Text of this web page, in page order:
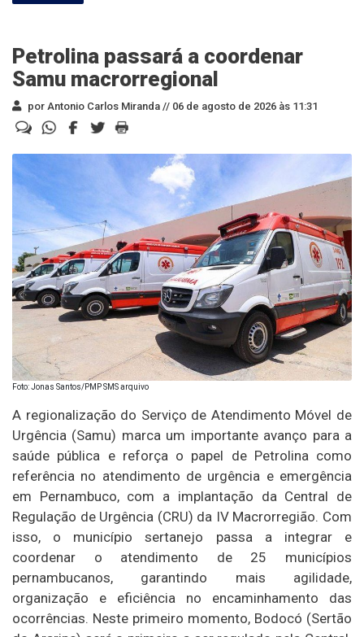
Petrolina passará a coordenar
Samu macrorregional
por Antonio Carlos Miranda // 06 de agosto de 2026 às 11:31
Foto: Jonas Santos/PMP SMS arquivo
A regionalização do Serviço de Atendimento Móvel de
Urgência (Samu) marca um importante avanço para a
saúde pública e reforça o papel de Petrolina como
referência no atendimento de urgência e emergência
em Pernambuco, com a implantação da Central de
Regulação de Urgência (CRU) da IV Macrorregião. Com
isso, o município sertanejo passa a integrar e
coordenar o atendimento de 25 municípios
pernambucanos, garantindo mais agilidade,
organização e eficiência no encaminhamento das
ocorrências. Neste primeiro momento, Bodocó (Sertão